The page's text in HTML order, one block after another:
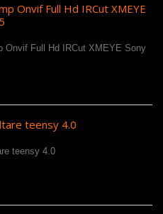
Onvif Full Hd IRCut XMEYE
Onvif Full Hd IRCut XMEYE Sony
teensy 4.0
teensy 4.0